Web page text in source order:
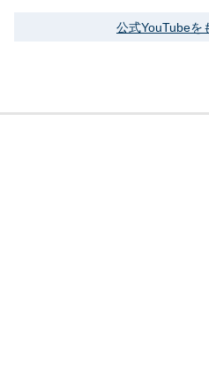
公式YouTubeを